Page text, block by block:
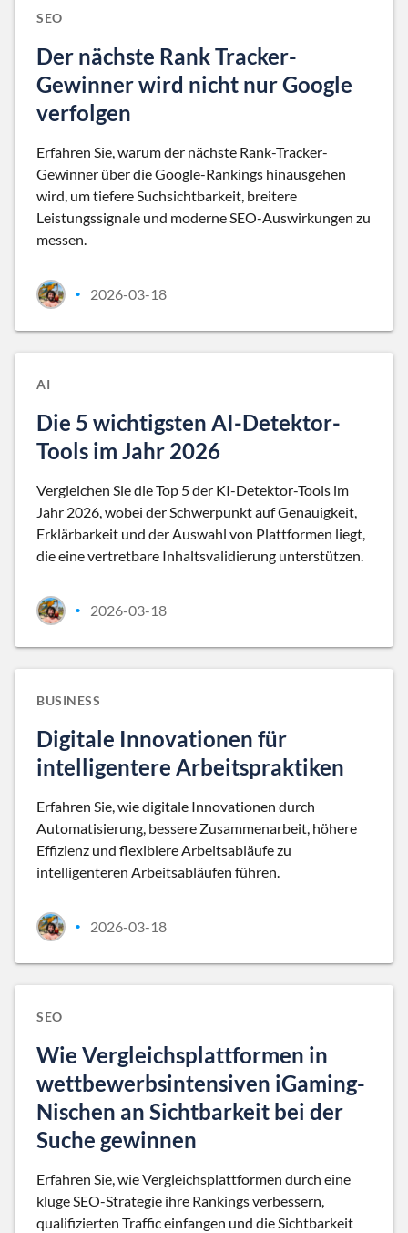
SEO
Der nächste Rank Tracker-
Gewinner wird nicht nur Google
verfolgen
Erfahren Sie, warum der nächste Rank-Tracker-
Gewinner über die Google-Rankings hinausgehen
wird, um tiefere Suchsichtbarkeit, breitere
Leistungssignale und moderne SEO-Auswirkungen zu
messen.
• 2026-03-18
AI
Die 5 wichtigsten AI-Detektor-
Tools im Jahr 2026
Vergleichen Sie die Top 5 der KI-Detektor-Tools im
Jahr 2026, wobei der Schwerpunkt auf Genauigkeit,
Erklärbarkeit und der Auswahl von Plattformen liegt,
die eine vertretbare Inhaltsvalidierung unterstützen.
• 2026-03-18
BUSINESS
Digitale Innovationen für
intelligentere Arbeitspraktiken
Erfahren Sie, wie digitale Innovationen durch
Automatisierung, bessere Zusammenarbeit, höhere
Effizienz und flexiblere Arbeitsabläufe zu
intelligenteren Arbeitsabläufen führen.
• 2026-03-18
SEO
Wie Vergleichsplattformen in
wettbewerbsintensiven iGaming-
Nischen an Sichtbarkeit bei der
Suche gewinnen
Erfahren Sie, wie Vergleichsplattformen durch eine
kluge SEO-Strategie ihre Rankings verbessern,
qualifizierten Traffic einfangen und die Sichtbarkeit